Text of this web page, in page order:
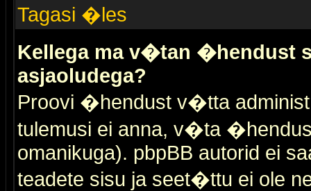
Tagasi �les
Kellega ma v�tan �hendust
asjaoludega?
Proovi �hendust v�tta
tulemusi ei anna, v�ta
omanikuga). pbpBB autorid ei
teadete sisu ja seet�ttu ei ole